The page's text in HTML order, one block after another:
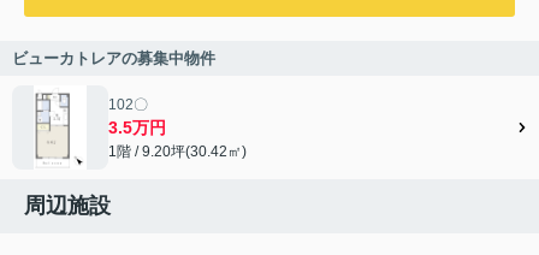
ビューカトレアの募集中物件
102〇
3.5万円
1階 / 9.20坪(30.42㎡)
周辺施設